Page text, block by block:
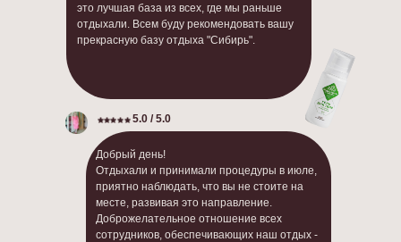
это лучшая база из всех, где мы раньше
отдыхали. Всем буду рекомендовать вашу
прекрасную базу отдыха "Сибирь".
Добрый день!
Отдыхали и принимали процедуры в июле,
приятно наблюдать, что вы не стоите на
месте, развивая это направление.
Доброжелательное отношение всех
сотрудников, обеспечивающих наш отдых -
5.0 / 5.0